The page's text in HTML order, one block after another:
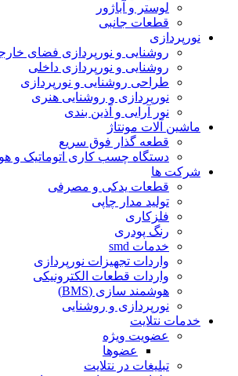
لوستر و آباژور
قطعات جانبی
نورپردازی
روشنایی و نورپردازی فضای
روشنایی و نورپردازی داخلی
طراحی روشنایی و نورپردازی
نورپردازی و روشنایی هنری
نور آرایی و آذین بندی
ماشین آلات مونتاژ
قطعه گذار فوق سریع
دستگاه چسب کاری اتوماتیک و
شرکت ها
قطعات یدکی و مصرفی
تولید مدار چاپی
فلزکاری
رنگ پودری
خدمات smd
واردات تجهیزات نورپردازی
واردات قطعات الکترونیکی
هوشمند سازی (BMS)
نورپردازی و روشنایی
خدمات نتلایت
عضویت ویژه
عضوها
تبلیغات در نتلایت